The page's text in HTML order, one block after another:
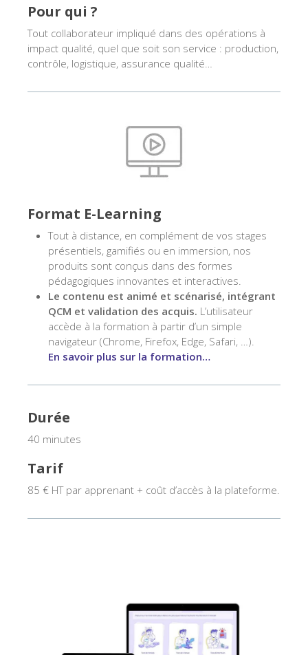
Pour qui ?
Tout collaborateur impliqué dans des opérations à
impact qualité, quel que soit son service : production,
contrôle, logistique, assurance qualité…
Format E-Learning
Tout à distance, en complément de vos stages
présentiels, gamifiés ou en immersion, nos
produits sont conçus dans des formes
pédagogiques innovantes et interactives.
Le contenu est animé et scénarisé, intégrant
QCM et validation des acquis. L’utilisateur
accède à la formation à partir d’un simple
navigateur (Chrome, Firefox, Edge, Safari, …).
En savoir plus sur la formation…
Durée
40 minutes
Tarif
85 € HT par apprenant + coût d’accès à la plateforme.